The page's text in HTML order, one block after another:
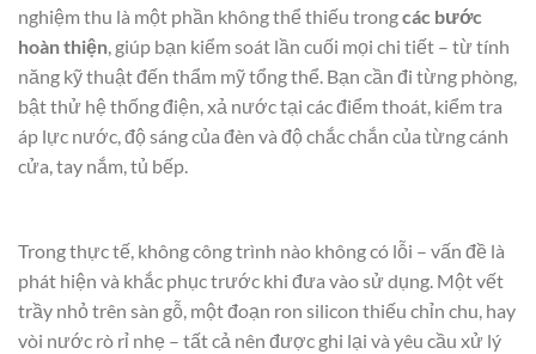
nghiệm thu là một phần không thể thiếu trongcác bước
hoàn thiện, giúp bạn kiểm soát lần cuối mọi chi tiết – từ tính
năng kỹ thuật đến thẩm mỹ tổng thể. Bạn cần đi từng phòng,
bật thử hệ thống điện, xả nước tại các điểm thoát, kiểm tra
áp lực nước, độ sáng của đèn và độ chắc chắn của từng cánh
cửa, tay nắm, tủ bếp.
Trong thực tế, không công trình nào không có lỗi – vấn đề là
phát hiện và khắc phục trước khi đưa vào sử dụng. Một vết
trầy nhỏ trên sàn gỗ, một đoạn ron silicon thiếu chỉn chu, hay
vòi nước rò rỉ nhẹ – tất cả nên được ghi lại và yêu cầu xử lý